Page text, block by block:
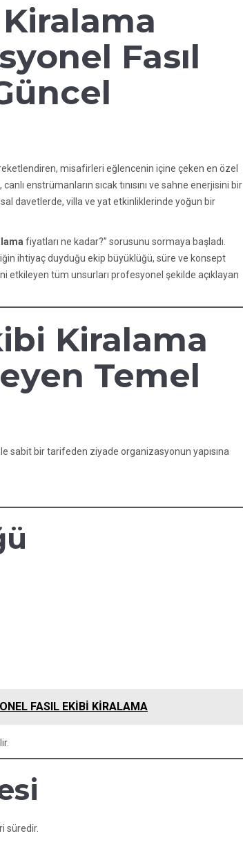
Fasıl
misafirleri eğlencenin içine çeken en özel
enstrümanların sıcak tınısını ve sahne enerjisini bir
davetlerde, villa ve yat etkinliklerinde yoğun bir
fiyatları ne kadar?” sorusunu sormaya başladı.
ihtiyaç duyduğu ekip büyüklüğü, süre ve konsept
etkileyen tüm unsurları profesyonel şekilde açıklayan
Kiralama
Temel
sabit bir tarifeden ziyade organizasyonun yapısına
FASIL EKİBİ KİRALAMA
süredir.